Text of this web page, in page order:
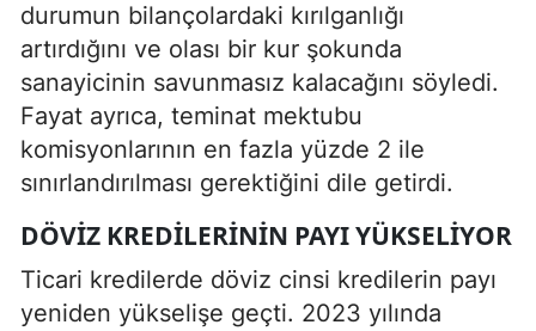
durumun bilançolardaki kırılganlığı
artırdığını ve olası bir kur şokunda
sanayicinin savunmasız kalacağını söyledi.
Fayat ayrıca, teminat mektubu
komisyonlarının en fazla yüzde 2 ile
sınırlandırılması gerektiğini dile getirdi.
DÖVIZ KREDILERININ PAYI YÜKSELIYOR
Ticari kredilerde döviz cinsi kredilerin payı
yeniden yükselişe geçti. 2023 yılında